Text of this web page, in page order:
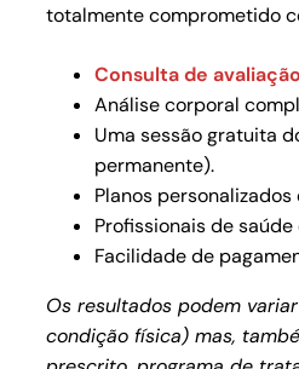
totalmente comprometido
Consulta de
Análise corporal
Uma sessão gratuita
permanente).
Planos
Profissionais de
Facilidade de
Os resultados podem
condição física) mas,